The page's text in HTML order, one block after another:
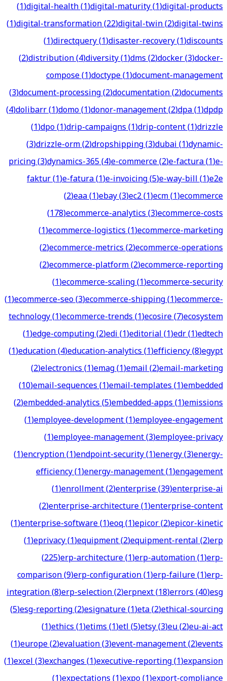
(1)digital-health(1)digital-maturity(1)digital-products
(1)digital-transformation(22)digital-twin(2)digital-twins
(1)directquery(1)disaster-recovery(1)discounts
(2)distribution(4)diversity(1)dms(2)docker(3)docker-
compose(1)doctype(1)document-management
(3)document-processing(2)documentation(2)documents
(4)dolibarr(1)domo(1)donor-management(2)dpa(1)dpdp
(1)dpo(1)drip-campaigns(1)drip-content(1)drizzle
(3)drizzle-orm(2)dropshipping(3)dubai(1)dynamic-
pricing(3)dynamics-365(4)e-commerce(2)e-factura(1)e-
faktur(1)e-fatura(1)e-invoicing(5)e-way-bill(1)e2e
(2)eaa(1)ebay(3)ec2(1)ecm(1)ecommerce
(178)ecommerce-analytics(3)ecommerce-costs
(1)ecommerce-logistics(1)ecommerce-marketing
(2)ecommerce-metrics(2)ecommerce-operations
(2)ecommerce-platform(2)ecommerce-reporting
(1)ecommerce-scaling(1)ecommerce-security
(1)ecommerce-seo(3)ecommerce-shipping(1)ecommerce-
technology(1)ecommerce-trends(1)ecosire(7)ecosystem
(1)edge-computing(2)edi(1)editorial(1)edr(1)edtech
(1)education(4)education-analytics(1)efficiency(8)egypt
(2)electronics(1)emag(1)email(2)email-marketing
(10)email-sequences(1)email-templates(1)embedded
(2)embedded-analytics(5)embedded-apps(1)emissions
(1)employee-development(1)employee-engagement
(1)employee-management(3)employee-privacy
(1)encryption(1)endpoint-security(1)energy(3)energy-
efficiency(1)energy-management(1)engagement
(1)enrollment(2)enterprise(39)enterprise-ai
(2)enterprise-architecture(1)enterprise-content
(1)enterprise-software(1)eoq(1)epicor(2)epicor-kinetic
(1)eprivacy(1)equipment(2)equipment-rental(2)erp
(225)erp-architecture(1)erp-automation(1)erp-
comparison(9)erp-configuration(1)erp-failure(1)erp-
integration(8)erp-selection(2)erpnext(18)errors(40)esg
(5)esg-reporting(2)esignature(1)eta(2)ethical-sourcing
(1)ethics(1)etims(1)etl(5)etsy(3)eu(2)eu-ai-act
(1)europe(2)evaluation(3)event-management(2)events
(1)excel(3)exchanges(1)executive-reporting(1)expansion